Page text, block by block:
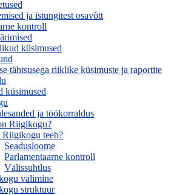
ja istungitest osavõtt
kontroll
küsimused
tähtsusega riiklike küsimuste ja raportite
küsimused
ja töökorraldus
Riigikogu?
teeb?
Seadusloome
Parlamentaarne kontroll
Välissuhtlus
valimine
struktuur